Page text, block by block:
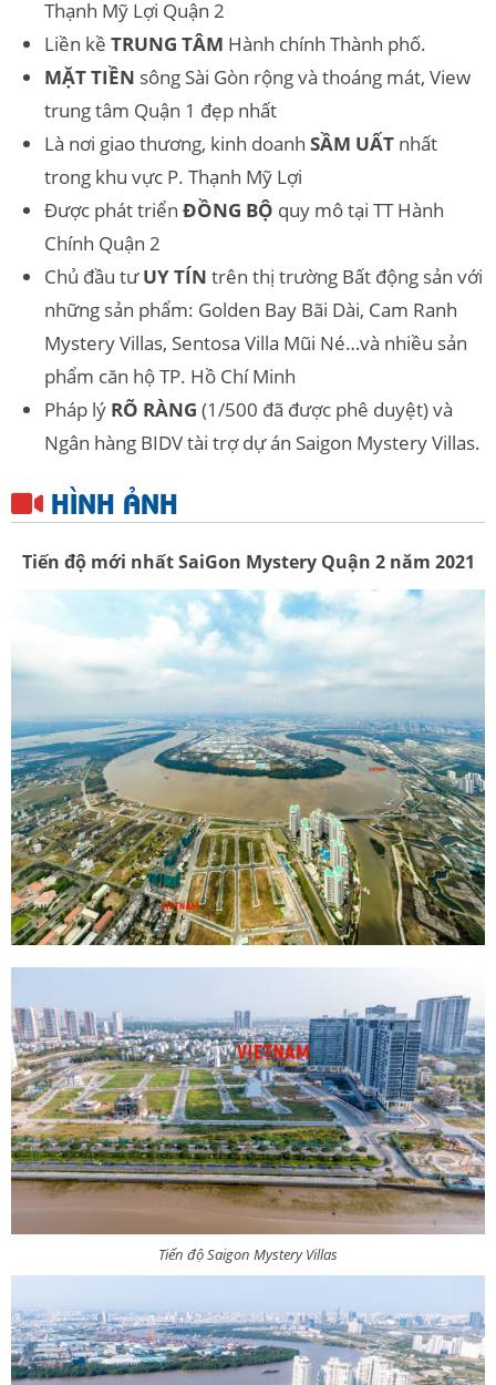
Thạnh Mỹ Lợi Quận 2
Liền kề TRUNG TÂM Hành chính Thành phố.
MẶT TIỀN sông Sài Gòn rộng và thoáng mát, View
trung tâm Quận 1 đẹp nhất
Là nơi giao thương, kinh doanh SẦM UẤT nhất
trong khu vực P. Thạnh Mỹ Lợi
Được phát triển ĐỒNG BỘ quy mô tại TT Hành
Chính Quận 2
Chủ đầu tưUY TÍN trên thị trường Bất động sản với
những sản phẩm: Golden Bay Bãi Dài, Cam Ranh
Mystery Villas, Sentosa Villa Mũi Né…và nhiều sản
phẩm căn hộ TP. Hồ Chí Minh
Pháp lý RÕ RÀNG (1/500 đã được phê duyệt) và
Ngân hàng BIDV tài trợ dự án Saigon Mystery Villas.
HÌNH ẢNH
Tiến độ mới nhất SaiGon Mystery Quận 2 năm 2021
Tiến độ Saigon Mystery Villas